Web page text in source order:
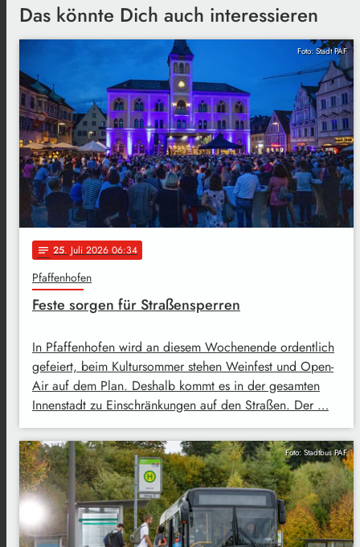
Das könnte Dich auch interessieren
Foto: Stadt PAF
notes 25. Juli 2026 06:34
Pfaffenhofen
Feste sorgen für Straßensperren
In Pfaffenhofen wird an diesem Wochenende ordentlich
gefeiert, beim Kultursommer stehen Weinfest und Open-
Air auf dem Plan. Deshalb kommt es in der gesamten
Innenstadt zu Einschränkungen auf den Straßen. Der …
Foto: Stadtbus PAF